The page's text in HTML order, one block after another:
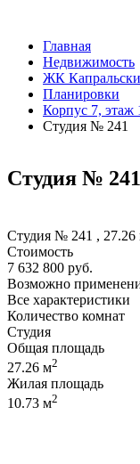
Главная
Недвижимость
ЖК
Планировки
Корпус 7, этаж
Студия № 241
Студия № 241
Студия № 241 , 27.26
Стоимость
7 632 800 руб.
Возможно
Все характеристики
Количество комнат
Студия
Общая площадь
27.26 м2
Жилая площадь
10.73 м2